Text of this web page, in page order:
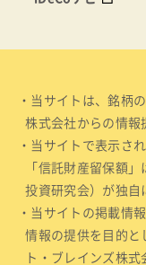
・当サイトは、銘柄
株式会社からの情報
・当サイトで表示さ
「信託財産留保額
投資研究会）が独自
・当サイトの掲載情
情報の提供を目的と
ト・ブレインズ株